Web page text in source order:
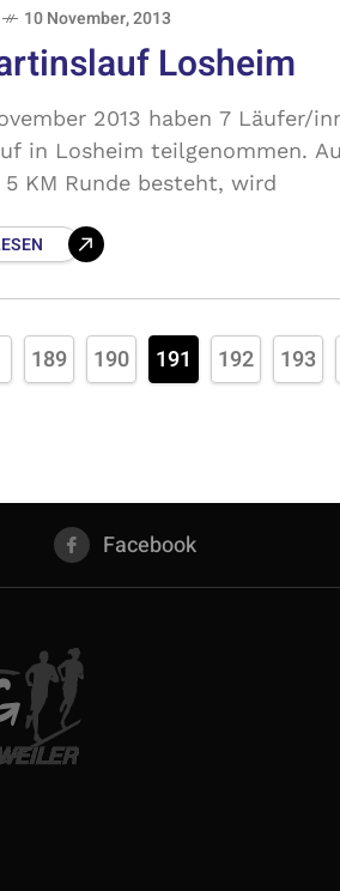
10 November, 2013
Losheim
2013 haben 7 Läufer/
in Losheim teilgenommen.
5 KM Runde besteht, wird
189 190 191 192 193
Facebook